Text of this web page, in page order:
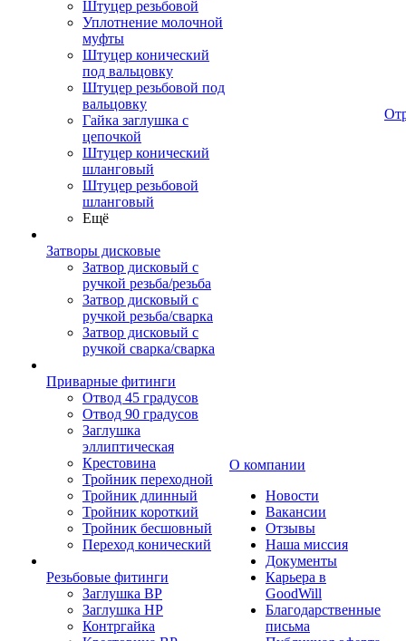
Штуцер резьбовой
Уплотнение молочной
муфты
Штуцер конический
под вальцовку
Штуцер резьбовой под
вальцовку
Гайка заглушка с
цепочкой
Штуцер конический
шланговый
Штуцер резьбовой
шланговый
Ещё
Затворы дисковые
Затвор дисковый с
ручкой резьба/резьба
Затвор дисковый с
ручкой резьба/сварка
Затвор дисковый с
ручкой сварка/сварка
Приварные фитинги
Отвод 45 градусов
Отвод 90 градусов
Заглушка
эллиптическая
Крестовина
Тройник переходной
Тройник длинный
Тройник короткий
Тройник бесшовный
Переход конический
Резьбовые фитинги
Заглушка ВР
Заглушка НР
Контргайка
О компании
Новости
Вакансии
Отзывы
Наша миссия
Документы
Карьера в
GoodWill
Благодарственные
письма